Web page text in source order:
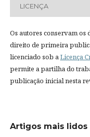
LICENÇA
Os autores conservam os
direito de primeira
licenciado sob aLicença
permite a partilha do
publicação inicial nesta
Artigos mais lidos